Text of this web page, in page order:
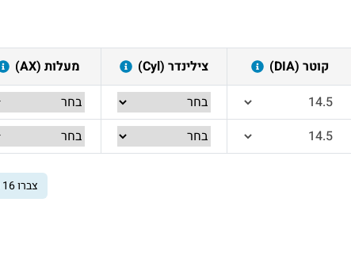
קוטר (DIA) צילינדר (Cyl) מעלות (AX)
צברו16